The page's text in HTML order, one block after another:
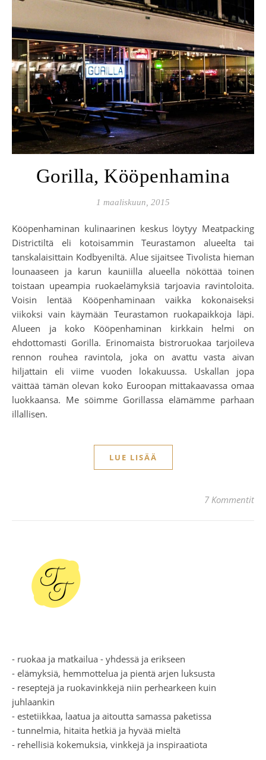
Gorilla, Kööpenhamina
1 maaliskuun, 2015
Kööpenhaminan kulinaarinen keskus löytyy Meatpacking
Districtiltä eli kotoisammin Teurastamon alueelta tai
tanskalaisittain Kodbyeniltä. Alue sijaitsee Tivolista hieman
lounaaseen ja karun kauniilla alueella nököttää toinen
toistaan upeampia ruokaelämyksiä tarjoavia ravintoloita.
Voisin lentää Kööpenhaminaan vaikka kokonaiseksi
viikoksi vain käymään Teurastamon ruokapaikkoja läpi.
Alueen ja koko Kööpenhaminan kirkkain helmi on
ehdottomasti Gorilla. Erinomaista bistroruokaa tarjoileva
rennon rouhea ravintola, joka on avattu vasta aivan
hiljattain eli viime vuoden lokakuussa. Uskallan jopa
väittää tämän olevan koko Euroopan mittakaavassa omaa
luokkaansa. Me söimme Gorillassa elämämme parhaan
illallisen.
LUE LISÄÄ
7 Kommentit
- ruokaa ja matkailua - yhdessä ja erikseen
- elämyksiä, hemmottelua ja pientä arjen luksusta
- reseptejä ja ruokavinkkejä niin perhearkeen kuin
juhlaankin
- estetiikkaa, laatua ja aitoutta samassa paketissa
- tunnelmia, hitaita hetkiä ja hyvää mieltä
- rehellisiä kokemuksia, vinkkejä ja inspiraatiota